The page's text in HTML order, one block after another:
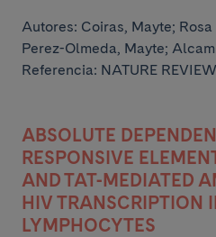
Autores: Coiras, Mayte;
Perez-Olmeda, Mayte;
Referencia: NATURE
ABSOLUTE
RESPONSIVE
AND TAT-MEDIATED
HIV TRANSCRIPTION
LYMPHOCYTES